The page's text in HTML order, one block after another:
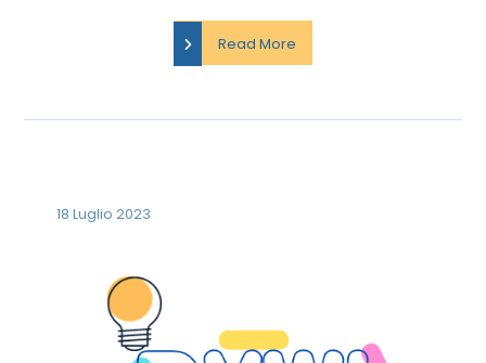
Read More
18 Luglio 2023